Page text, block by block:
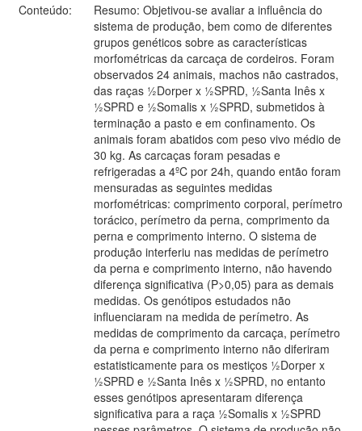
Conteúdo:
Resumo: Objetivou-se avaliar a influência do
sistema de produção, bem como de diferentes
grupos genéticos sobre as características
morfométricas da carcaça de cordeiros. Foram
observados 24 animais, machos não castrados,
das raças ½Dorper x ½SPRD, ½Santa Inês x
½SPRD e ½Somalis x ½SPRD, submetidos à
terminação a pasto e em confinamento. Os
animais foram abatidos com peso vivo médio de
30 kg. As carcaças foram pesadas e
refrigeradas a 4ºC por 24h, quando então foram
mensuradas as seguintes medidas
morfométricas: comprimento corporal, perímetro
torácico, perímetro da perna, comprimento da
perna e comprimento interno. O sistema de
produção interferiu nas medidas de perímetro
da perna e comprimento interno, não havendo
diferença significativa (P>0,05) para as demais
medidas. Os genótipos estudados não
influenciaram na medida de perímetro. As
medidas de comprimento da carcaça, perímetro
da perna e comprimento interno não diferiram
estatisticamente para os mestiços ½Dorper x
½SPRD e ½Santa Inês x ½SPRD, no entanto
esses genótipos apresentaram diferença
significativa para a raça ½Somalis x ½SPRD